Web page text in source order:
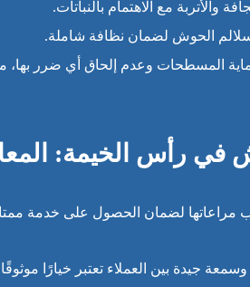
والأتربة مع الاهتمام بالنباتات.
الحوش لضمان نظافة شاملة.
المسطحات وعدم إلحاق أي ضرر بها،
رأس الخيمة:
لضمان الحصول على خدمة
جيدة بين العملاء تعتبر خيارًا